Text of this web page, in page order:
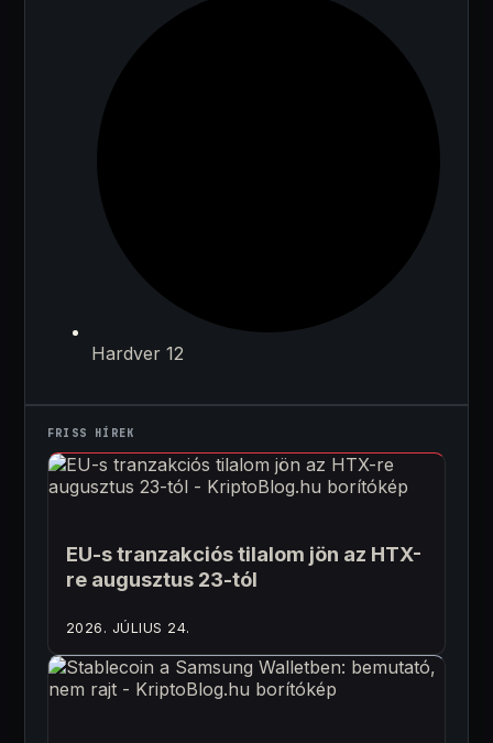
Hardver 12
FRISS HÍREK
EU-s tranzakciós tilalom jön az HTX-
re augusztus 23-tól
2026. JÚLIUS 24.